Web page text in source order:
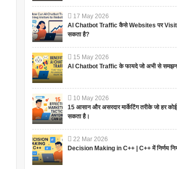
17 May 2026
AI Chatbot Traffic कैसे Websites पर
सकता है?
15 May 2026
AI Chatbot Traffic के फायदे जो अभी से
10 May 2026
15 आसान और असरदार मार्केटिंग तरीके जो हर
सकता है।
22 Mar 2026
Decision Making in C++ | C++ में निर्णय